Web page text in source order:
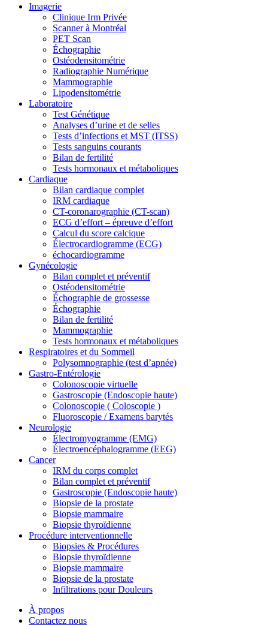
Imagerie
Clinique Irm Privée
Scanner à Montréal
PET Scan
Échographie
Ostéodensitométrie
Radiographie Numérique
Mammographie
Lipodensitométrie
Laboratoire
Test Génétique
Analyses d’urine et de selles
Tests d’infections et MST (ITSS)
Tests sanguins courants
Bilan de fertilité
Tests hormonaux et métaboliques
Cardiaque
Bilan cardiaque complet
IRM cardiaque
CT-coronarographie (CT-scan)
ECG d’effort – épreuve d’effort
Calcul du score calcique
Électrocardiogramme (ECG)
échocardiogramme
Gynécologie
Bilan complet et préventif
Ostéodensitométrie
Échographie de grossesse
Échographie
Bilan de fertilité
Mammographie
Tests hormonaux et métaboliques
Respiratoires et du Sommeil
Polysomnographie (test d’apnée)
Gastro-Entérologie
Colonoscopie virtuelle
Gastroscopie (Endoscopie haute)
Colonoscopie ( Coloscopie )
Fluoroscopie / Examens barytés
Neurologie
Électromyogramme (EMG)
Électroencéphalogramme (EEG)
Cancer
IRM du corps complet
Bilan complet et préventif
Gastroscopie (Endoscopie haute)
Biopsie de la prostate
Biopsie mammaire
Biopsie thyroïdienne
Procédure interventionnelle
Biopsies & Procédures
Biopsie thyroïdienne
Biopsie mammaire
Biopsie de la prostate
Infiltrations pour Douleurs
À propos
Contactez nous